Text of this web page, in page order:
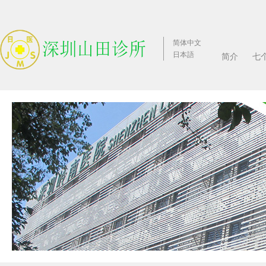
简体中文
日本語
简介 七